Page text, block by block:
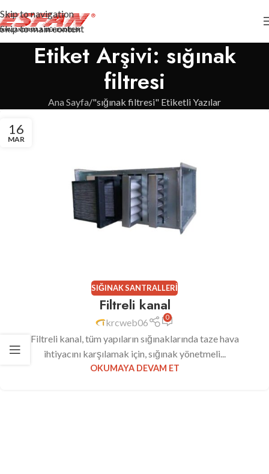
Skip to navigation
Skip to main content
Etiket Arşivi: sığınak
filtresi
Ana Sayfa "sığınak filtresi" Etiketli Yazılar
16
MAR
SIĞINAK SANTRALLERI
Filtreli kanal
krcweb06 0
Filtreli kanal, tüm yapıların sığınaklarında taze hava
ihtiyacını karşılamak için, sığınak yönetmeli...
OKUMAYA DEVAM ET